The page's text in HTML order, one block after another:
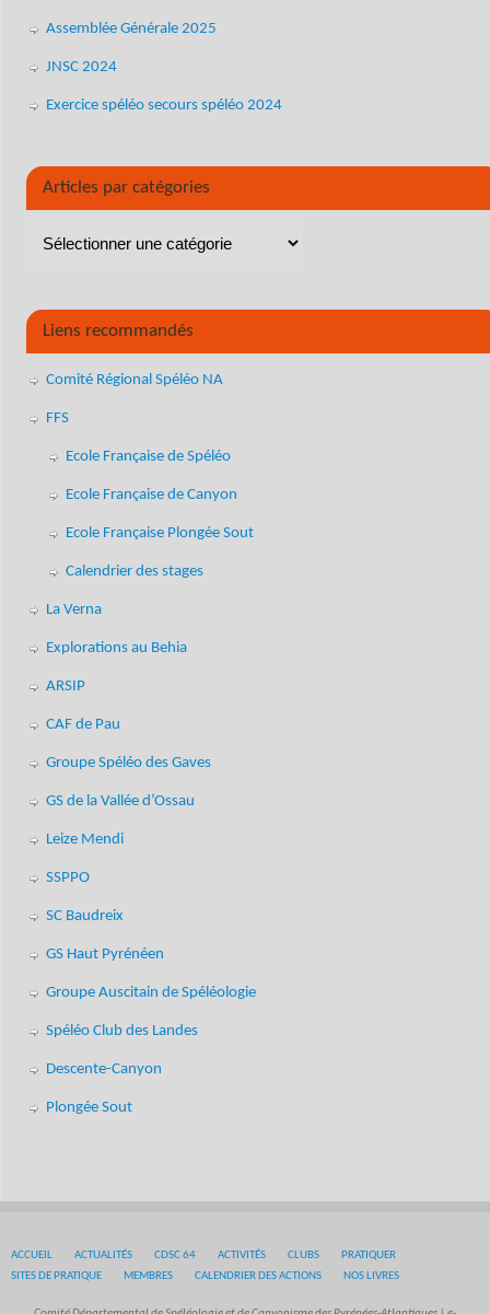
Assemblée Générale 2025
JNSC 2024
Exercice spéléo secours spéléo 2024
Articles par catégories
Liens recommandés
Comité Régional Spéléo NA
FFS
Ecole Française de Spéléo
Ecole Française de Canyon
Ecole Française Plongée Sout
Calendrier des stages
La Verna
Explorations au Behia
ARSIP
CAF de Pau
Groupe Spéléo des Gaves
GS de la Vallée d’Ossau
Leize Mendi
SSPPO
SC Baudreix
GS Haut Pyrénéen
Groupe Auscitain de Spéléologie
Spéléo Club des Landes
Descente-Canyon
Plongée Sout
ACCUEIL ACTUALITÉS CDSC 64 ACTIVITÉS CLUBS
PRATIQUER
SITES DE PRATIQUE
MEMBRES CALENDRIER DES ACTIONS NOS LIVRES